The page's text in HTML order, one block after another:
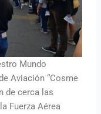
Mundo
Aviación “Cosme
de cerca las
Fuerza Aérea